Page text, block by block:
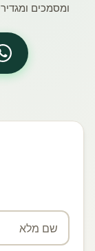
ומסמכים